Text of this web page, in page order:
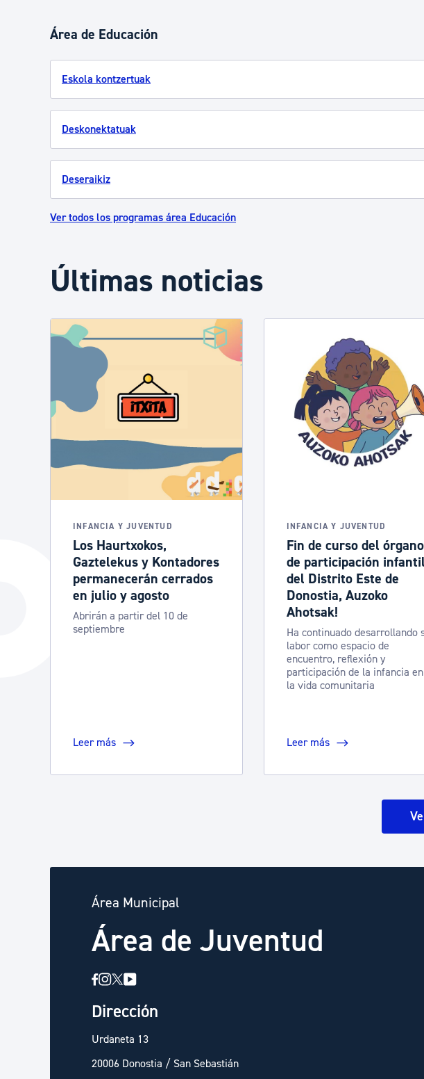
Área de Educación
Eskola kontzertuak
Deskonektatuak
Deseraikiz
Ver todos los programas área Educación
Últimas noticias
INFANCIA Y JUVENTUD
Los Haurtxokos,
Gaztelekus y Kontadores
permanecerán cerrados
en julio y agosto
Abrirán a partir del 10 de
septiembre
Leer más
INFANCIA Y JUVENTUD
Fin de curso del órgano
de participación infantil
del Distrito Este de
Donostia, Auzoko
Ahotsak!
Ha continuado desarrollando
labor como espacio de
encuentro, reflexión y
participación de la infancia en
la vida comunitaria
Leer más
Área Municipal
Área de Juventud
Dirección
Urdaneta 13
20006 Donostia / San Sebastián